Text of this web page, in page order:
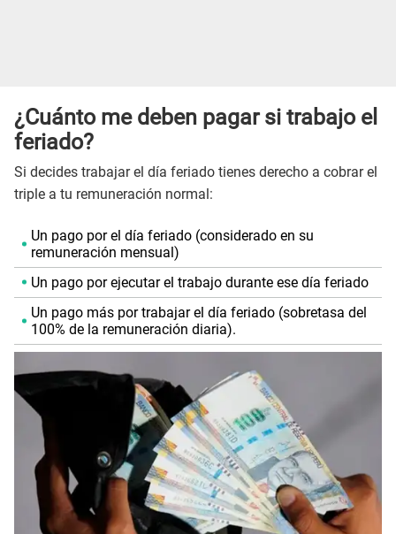
¿Cuánto me deben pagar si trabajo el
feriado?
Si decides trabajar el día feriado tienes derecho a cobrar el
triple a tu remuneración normal:
Un pago por el día feriado (considerado en su
remuneración mensual)
Un pago por ejecutar el trabajo durante ese día feriado
Un pago más por trabajar el día feriado (sobretasa del
100% de la remuneración diaria).